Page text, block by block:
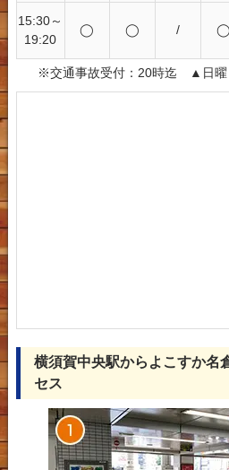
15:30～
19:20
◯ ◯ / ◯
※交通事故受付：20時迄 ▲日曜
横須賀中央駅からよこすか名
セス